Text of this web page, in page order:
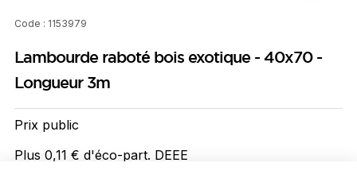
Code : 1153979
Lambourde raboté bois exotique - 40x70 -
Longueur 3m
Prix public
Plus 0,11 € d'éco-part. DEEE